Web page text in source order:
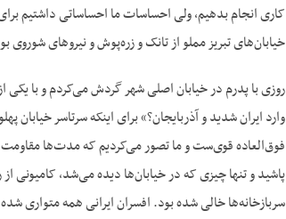
کاری انجام بدهیم، ولی احساسات ما احساساتی داشتیم
خیابان‌های تبریز مملو از تانک و زره‌پوش و نیروهای شوروی
روزی با پدرم در خیابان اصلی شهر گردش می‌کردم و با یکی
وارد ایران شدید و آذربایجان؟» برای اینکه سرتاسر
فوق‌العاده قوی‌ست و ما تصور می‌کردیم که مدت‌ها مقاومت
پاشید و تنها چیزی که در خیابان‌ها دیده می‌شد، کامیونی
سربازخانه‌ها خالی شده بود. افسران ایرانی همه